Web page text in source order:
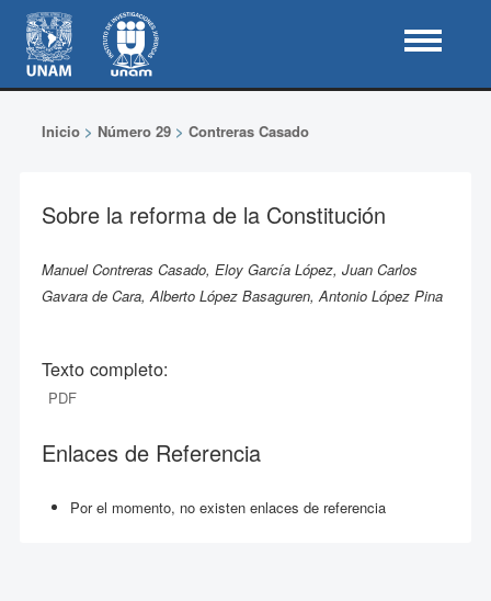
Inicio> Número 29> Contreras Casado
Sobre la reforma de la Constitución
Manuel Contreras Casado, Eloy García López, Juan Carlos
Gavara de Cara, Alberto López Basaguren, Antonio López Pina
Texto completo:
PDF
Enlaces de Referencia
Por el momento, no existen enlaces de referencia